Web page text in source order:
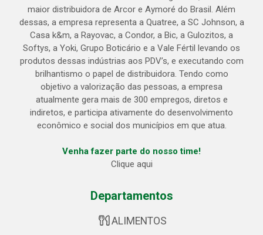
maior distribuidora de Arcor e Aymoré do Brasil. Além
dessas, a empresa representa a Quatree, a SC Johnson, a
Casa k&m, a Rayovac, a Condor, a Bic, a Gulozitos, a
Softys, a Yoki, Grupo Boticário e a Vale Fértil levando os
produtos dessas indústrias aos PDV’s, e executando com
brilhantismo o papel de distribuidora. Tendo como
objetivo a valorização das pessoas, a empresa
atualmente gera mais de 300 empregos, diretos e
indiretos, e participa ativamente do desenvolvimento
econômico e social dos municípios em que atua.
Venha fazer parte do nosso time!
Clique aqui
Departamentos
ALIMENTOS